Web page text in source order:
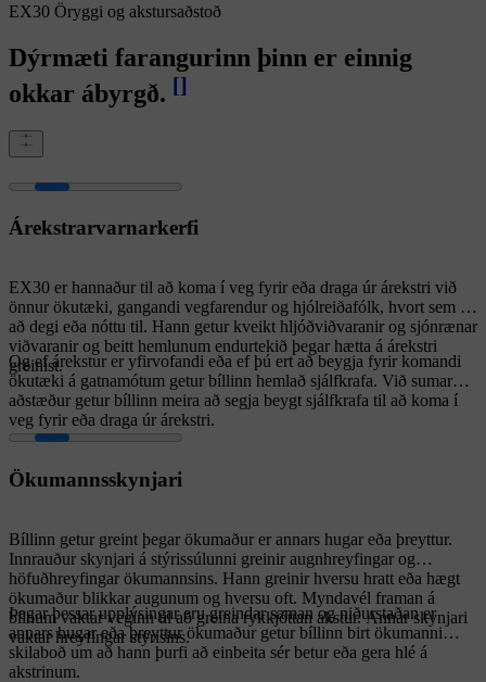
EX30 Öryggi og akstursaðstoð
Dýrmæti farangurinn þinn er einnig
okkar ábyrgð. []
Árekstrarvarnarkerfi
EX30 er hannaður til að koma í veg fyrir eða draga úr árekstri við
önnur ökutæki, gangandi vegfarendur og hjólreiðafólk, hvort sem er
að degi eða nóttu til. Hann getur kveikt hljóðviðvaranir og sjónrænar
viðvaranir og beitt hemlunum endurtekið þegar hætta á árekstri
greinist.
Og ef árekstur er yfirvofandi eða ef þú ert að beygja fyrir komandi
ökutæki á gatnamótum getur bíllinn hemlað sjálfkrafa. Við sumar
aðstæður getur bíllinn meira að segja beygt sjálfkrafa til að koma í
veg fyrir eða draga úr árekstri.
Ökumannsskynjari
Bíllinn getur greint þegar ökumaður er annars hugar eða þreyttur.
Innrauður skynjari á stýrissúlunni greinir augnhreyfingar og
höfuðhreyfingar ökumannsins. Hann greinir hversu hratt eða hægt
ökumaður blikkar augunum og hversu oft. Myndavél framan á
bílnum vaktar veginn til að greina rykkjóttan akstur. Annar skynjari
vaktar hreyfingar stýrisins.
Þegar þessar upplýsingar eru greindar saman og niðurstaðan er
annars hugar eða þreyttur ökumaður getur bíllinn birt ökumanni
skilaboð um að hann þurfi að einbeita sér betur eða gera hlé á
akstrinum.